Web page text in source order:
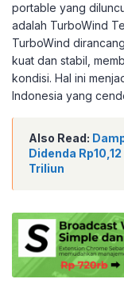
portable yang
adalah TurboWind
TurboWind
kuat dan stabil,
kondisi. Hal ini
Indonesia yang
Also Read:
Didenda
Triliun